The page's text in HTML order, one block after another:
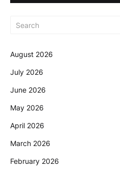
August 2026
July 2026
June 2026
May 2026
April 2026
March 2026
February 2026